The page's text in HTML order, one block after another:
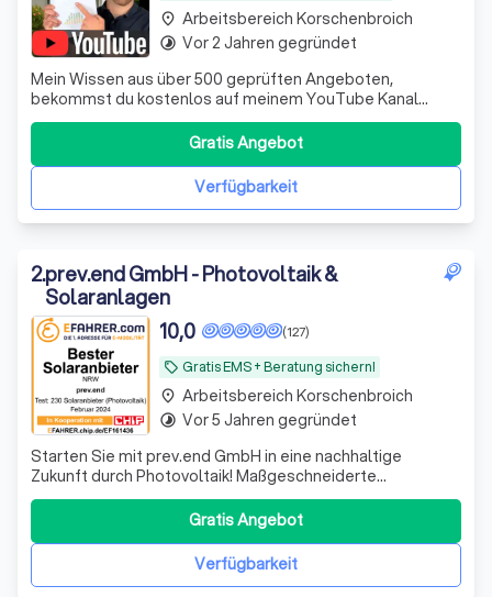
Mein Wissen aus über 500 geprüften Angeboten,
bekommst du kostenlos auf meinem YouTube Kanal
"Photovoltaik mit Philipp"
Verfügbarkeit
Gratis Angebot
place Arbeitsbereich Korschenbroich
timelapse Vor 2 Jahren gegründet
2.prev.end GmbH - Photovoltaik &
Solaranlagen
local_offer Gratis EMS + Beratung sichern!
(127)
10,0
Starten Sie mit prev.end GmbH in eine nachhaltige
Zukunft durch Photovoltaik! Maßgeschneiderte
Solaranlagen senken Kosten und schützen die Umwelt.
Kontaktieren Sie uns für eine persönliche Beratung.
Verfügbarkeit
Gratis Angebot
place Arbeitsbereich Korschenbroich
timelapse Vor 5 Jahren gegründet